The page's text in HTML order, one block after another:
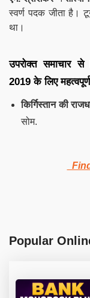
स्वर्ण पदक जीता है।
था।
उपरोक्त समाचार
2019 के लिए
किर्गिस्तान की
सोम.
Popular